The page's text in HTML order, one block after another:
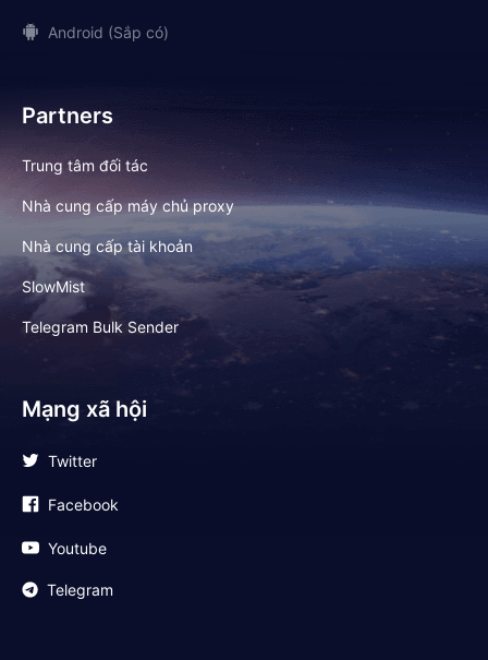
Android (Sắp có)
Partners
Trung tâm đối tác
Nhà cung cấp máy chủ proxy
Nhà cung cấp tài khoản
SlowMist
Telegram Bulk Sender
Mạng xã hội
Twitter
Facebook
Youtube
Telegram